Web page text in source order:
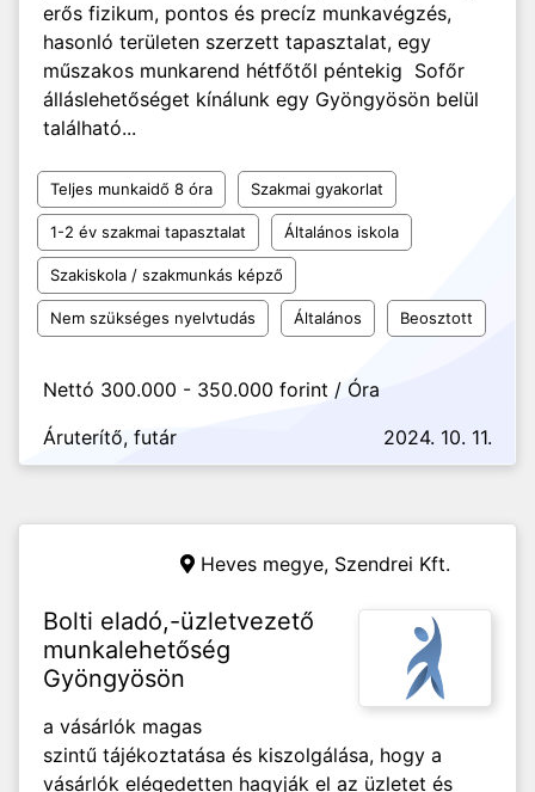
erős fizikum, pontos és precíz munkavégzés,
hasonló területen szerzett tapasztalat, egy
műszakos munkarend hétfőtől péntekig Sofőr
álláslehetőséget kínálunk egy Gyöngyösön belül
található...
Teljes munkaidő 8 óra Szakmai gyakorlat
1-2 év szakmai tapasztalat Általános iskola
Szakiskola / szakmunkás képző
Nem szükséges nyelvtudás Általános Beosztott
Nettó 300.000 - 350.000 forint / Óra
Áruterítő, futár
2024. 10. 11.
Heves megye, Szendrei Kft.
Bolti eladó,-üzletvezető
munkalehetőség
Gyöngyösön
a vásárlók magas
szintű tájékoztatása és kiszolgálása, hogy a
vásárlók elégedetten hagyják el az üzletet és